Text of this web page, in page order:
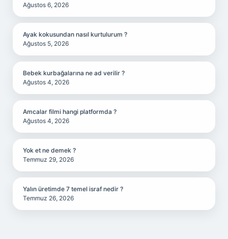
Ağustos 6, 2026
Ayak kokusundan nasıl kurtulurum ?
Ağustos 5, 2026
Bebek kurbağalarına ne ad verilir ?
Ağustos 4, 2026
Amcalar filmi hangi platformda ?
Ağustos 4, 2026
Yok et ne demek ?
Temmuz 29, 2026
Yalın üretimde 7 temel israf nedir ?
Temmuz 26, 2026